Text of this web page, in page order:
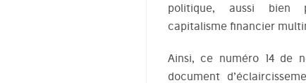
politique, aussi bien
capitalisme financier
Ainsi, ce numéro 14 de
document